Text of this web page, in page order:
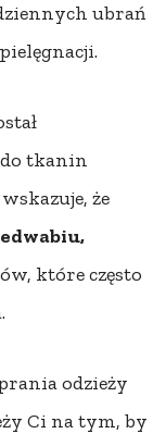
ubrań
tkanin
że
które często
odzieży
Ci na tym, by